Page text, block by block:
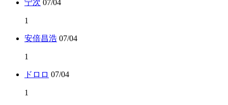
宁次 07/04
1
安倍昌浩 07/04
1
ドロロ 07/04
1